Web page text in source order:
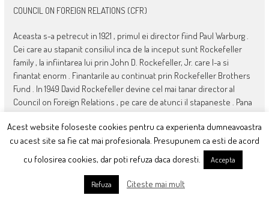
COUNCIL ON FOREIGN RELATIONS (CFR)
Aceasta s-a petrecut in 1921 , primul ei director fiind Paul Warburg .
Cei care au stapanit consiliul inca de la inceput sunt Rockefeller
family , la infiintarea lui prin John D. Rockefeller, Jr. care l-a si
finantat enorm . Finantarile au continuat prin Rockefeller Brothers
Fund . In 1949 David Rockefeller devine cel mai tanar director al
Council on Foreign Relations , pe care de atunci il stapaneste . Pana
acum a initiat si pregatit figuri importante ale politicii internationale
americane , TOTI obligatoriu membri ai consiliului .
Obsevam ca la varful celor doua institutii esentiale americane au
fost un acelasi grupuscul de elite . Si exemplele pot continua in
orice domeniu CARE CONTEAZA .
Acest website foloseste cookies pentru ca experienta dumneavoastra
cu acest site sa fie cat mai profesionala. Presupunem ca esti de acord
cu folosirea cookies, dar poti refuza daca doresti.
Accepta
Refuza Citeste mai mult